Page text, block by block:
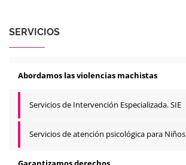
SERVICIOS
Abordamos las violencias machistas
Servicios de Intervención Especializada. SIE
Servicios de atención psicológica para Niños